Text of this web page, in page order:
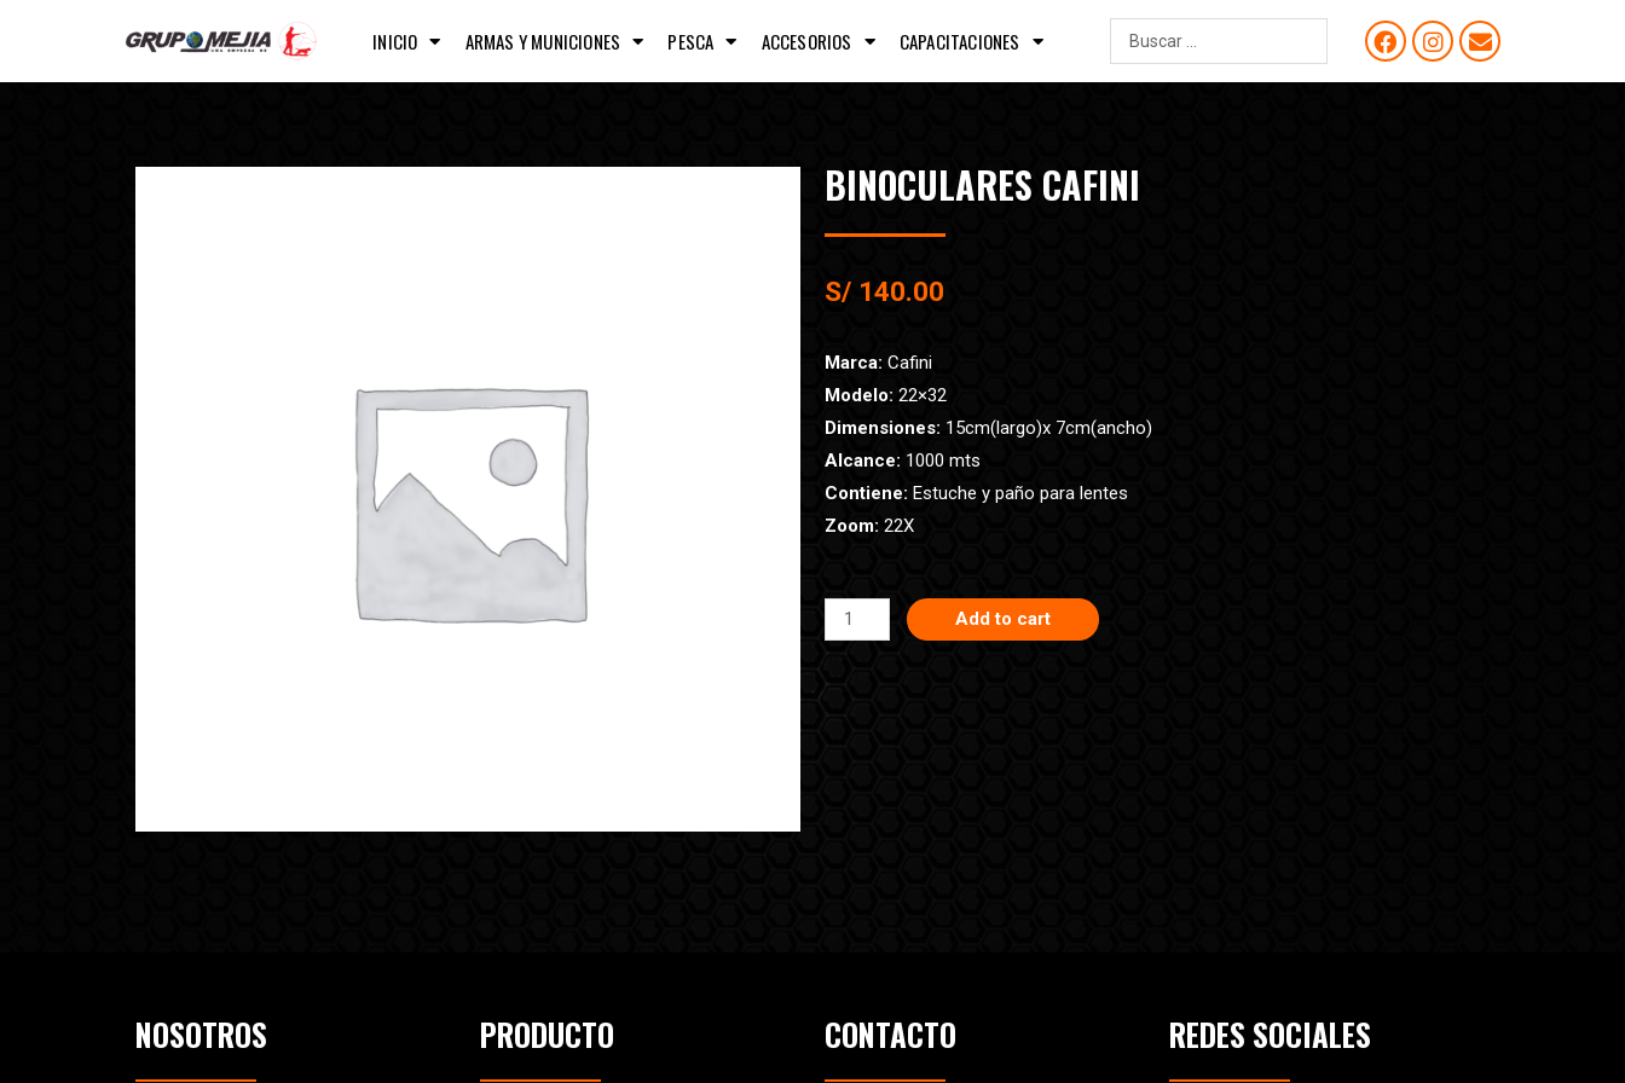
INICIO ARMAS Y MUNICIONES PESCA ACCESORIOS CAPACITACIONES
BINOCULARES CAFINI
S/ 140.00
Marca: Cafini
Modelo: 22×32
Dimensiones: 15cm(largo)x 7cm(ancho)
Alcance: 1000 mts
Contiene: Estuche y paño para lentes
Zoom: 22X
Add to cart
NOSOTROS PRODUCTO CONTACTO REDES SOCIALES